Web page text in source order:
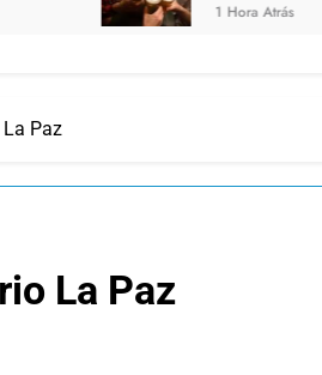
1 Hora Atrás
La Paz
La Paz